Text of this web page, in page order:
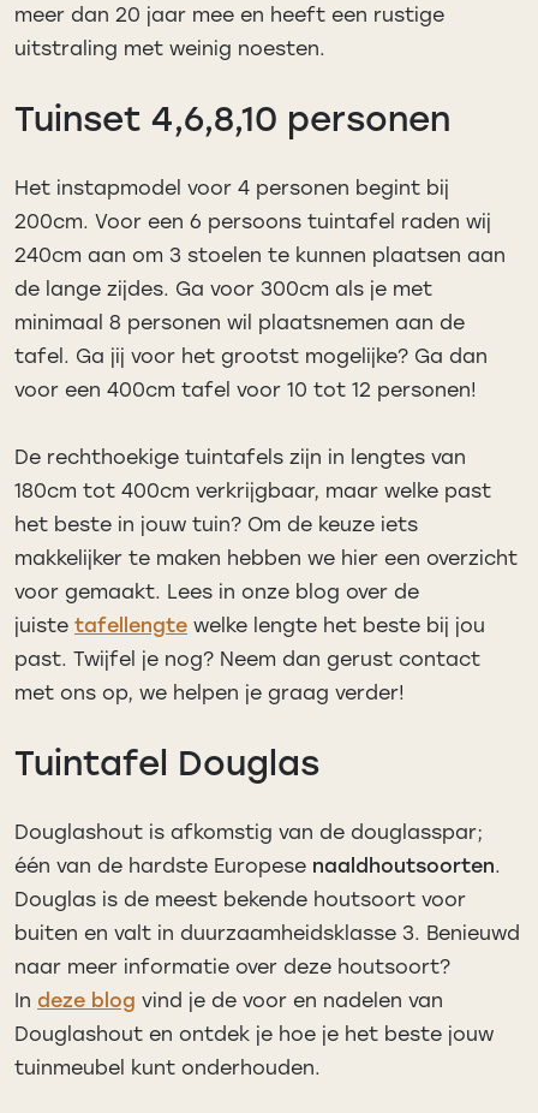
meer dan 20 jaar mee en heeft een rustige
uitstraling met weinig noesten.
Tuinset 4,6,8,10 personen
Het instapmodel voor 4 personen begint bij
200cm. Voor een 6 persoons tuintafel raden wij
240cm aan om 3 stoelen te kunnen plaatsen aan
de lange zijdes. Ga voor 300cm als je met
minimaal 8 personen wil plaatsnemen aan de
tafel. Ga jij voor het grootst mogelijke? Ga dan
voor een 400cm tafel voor 10 tot 12 personen!
De rechthoekige tuintafels zijn in lengtes van
180cm tot 400cm verkrijgbaar, maar welke past
het beste in jouw tuin? Om de keuze iets
makkelijker te maken hebben we hier een overzicht
voor gemaakt. Lees in onze blog over de
juiste tafellengte welke lengte het beste bij jou
past. Twijfel je nog? Neem dan gerust contact
met ons op, we helpen je graag verder!
Tuintafel Douglas
Douglashout is afkomstig van de douglasspar;
één van de hardste Europese naaldhoutsoorten.
Douglas is de meest bekende houtsoort voor
buiten en valt in duurzaamheidsklasse 3. Benieuwd
naar meer informatie over deze houtsoort?
In deze blog vind je de voor en nadelen van
Douglashout en ontdek je hoe je het beste jouw
tuinmeubel kunt onderhouden.